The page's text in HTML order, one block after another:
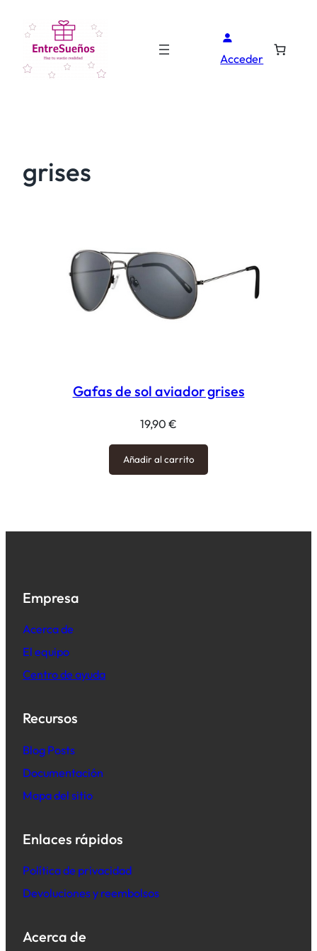
Acceder
grises
Gafas de sol aviador grises
19,90 €
Añadir al carrito
Empresa
Acerca de
El equipo
Centro de ayuda
Recursos
Blog Posts
Documentación
Mapa del sitio
Enlaces rápidos
Política de privacidad
Devoluciones y reembolsos
Acerca de